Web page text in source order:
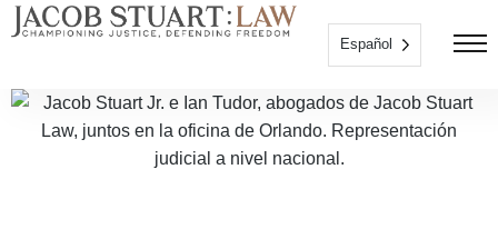
Español